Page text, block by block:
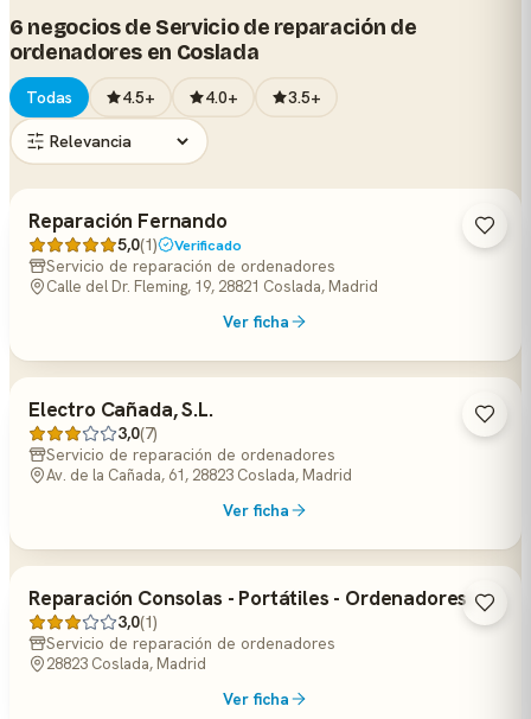
6 negocios de Servicio de reparación de
ordenadores en Coslada
Todas 4.5+ 4.0+ 3.5+
Reparación Fernando
5,0(1) Verificado
Servicio de reparación de ordenadores
Calle del Dr. Fleming, 19, 28821 Coslada, Madrid
Ver ficha
Electro Cañada, S.L.
3,0(7)
Servicio de reparación de ordenadores
Av. de la Cañada, 61, 28823 Coslada, Madrid
Ver ficha
Reparación Consolas - Portátiles - Ordenadores
3,0(1)
Servicio de reparación de ordenadores
28823 Coslada, Madrid
Ver ficha